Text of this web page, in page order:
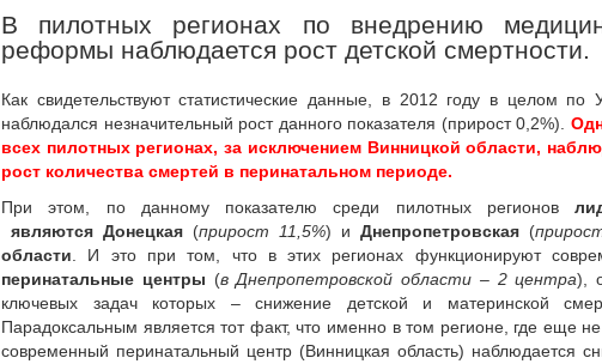
В пилотных регионах по внедрению
реформы наблюдается рост детской смертности.
Как свидетельствуют статистические данные, в 2012 году в целом по
наблюдался незначительный рост данного показателя (прирост 0,2%).
всех пилотных регионах, за исключением Винницкой области,
рост количества смертей в перинатальном периоде.
При этом, по данному показателю среди пилотных регионов
являются Донецкая (прирост 11,5%) и Днепропетровская (
области . И это при том, что в этих регионах функционируют
перинатальные центры (в Днепропетровской области – 2 центра),
ключевых задач которых – снижение детской и материнской
Парадоксальным является тот факт, что именно в том регионе, где еще
современный перинатальный центр (Винницкая область) наблюдается